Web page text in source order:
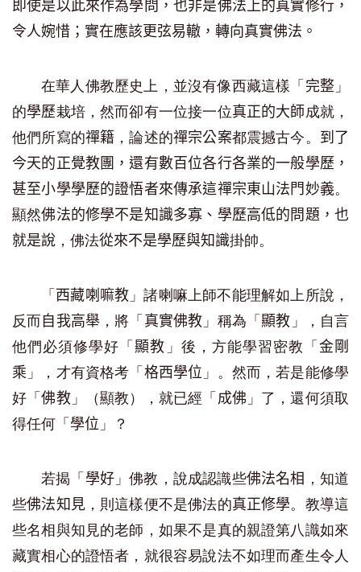
即使是以此來作為學問，也非是佛法上的真實修行，
令人婉惜；實在應該更弦易轍，轉向真實佛法。
在華人佛教歷史上，並沒有像西藏這樣「 完整 」
的學歷栽培，然而卻有一位接一位真正的大師成就，
他們所寫的禪籍 ，論述的禪宗公案都震撼古今。
到了
今天的正覺教團，還有數百位各行各業的一般學歷，
甚至小學學歷的證悟者來傳承這禪宗東山法門妙義。
顯然佛法的修學不是知識多寡、學歷高低的問題，也
就是說 ，佛法從來不是學歷與知識掛帥。
「 西藏喇嘛教 」諸喇嘛上師不能理解如上所說，
反而 自我高舉 ，將「 真實佛教 」稱為「 顯教 」，自言
他們必須修學好「 顯教 」後，方能學習密教「 金剛
乘 」，才有資格考「 格西學位 」。然而，若是能修學
好「佛教」（顯教），就已經「 成佛 」了，還何須取
得任何「 學位 」？
若揭「 學好 」佛教，說成認識些佛法名相 ，知道
些佛法知見，則這樣便不是佛法的真正修學。教導這
些名相與知見的老師，如果不是真的親證第八識如來
藏實相心的證悟者，就很容易說法不如理而產生令人